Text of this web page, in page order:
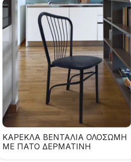
ΚΑΡΕΚΛΑ ΒΕΝΤΑΛΙΑ ΟΛΟΣΩΜΗ
ΜΕ ΠΑΤΟ ΔΕΡΜΑΤΙΝΗ